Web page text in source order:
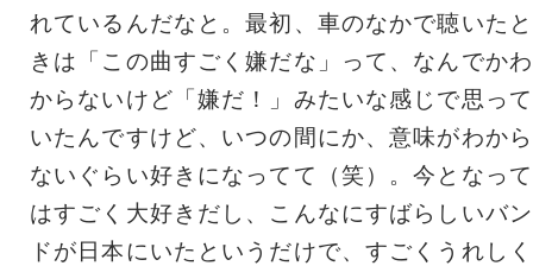
れているんだなと。最初、車のなかで聴いたと
きは「この曲すごく嫌だな」って、なんでかわ
からないけど「嫌だ！」みたいな感じで思って
いたんですけど、いつの間にか、意味がわから
ないぐらい好きになってて（笑）。今となって
はすごく大好きだし、こんなにすばらしいバン
ドが日本にいたというだけで、すごくうれしく